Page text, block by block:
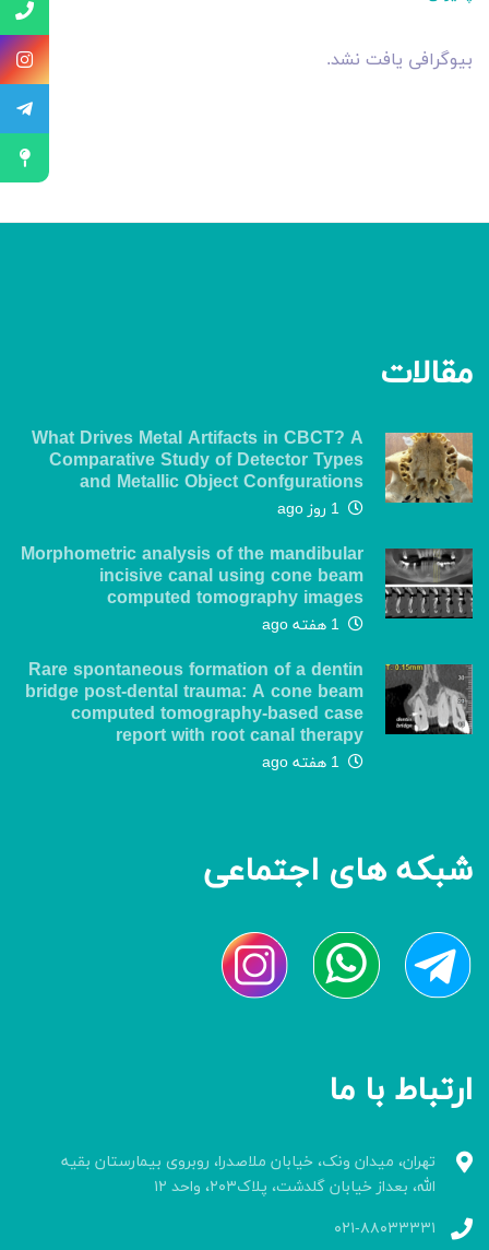
بیوگرافی یافت نشد.
مقالات
What Drives Metal Artifacts in CBCT? A
Comparative Study of Detector Types
and Metallic Object Confgurations
1 روز ago
Morphometric analysis of the mandibular
incisive canal using cone beam
computed tomography images
1 هفته ago
Rare spontaneous formation of a dentin
bridge post-dental trauma: A cone beam
computed tomography-based case
report with root canal therapy
1 هفته ago
شبکه های اجتماعی
ارتباط با ما
تهران، میدان ونک، خیابان ملاصدرا، روبروی بیمارستان بقیه
الله، بعداز خیابان گلدشت، پلاک۲۰۳، واحد ۱۲
۰۲۱-۸۸۰۳۳۳۳۱